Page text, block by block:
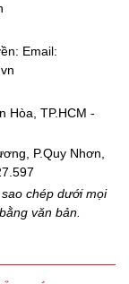
: Email:
Hòa, TP.HCM -
P.Quy Nhơn,
chép dưới mọi
văn bản.